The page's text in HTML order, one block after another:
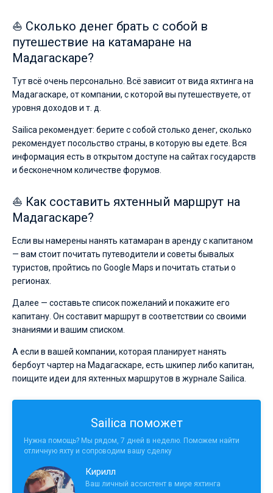
⛵ Сколько денег брать с собой в
путешествие на катамаране на
Мадагаскаре?
Тут всё очень персонально. Всё зависит от вида яхтинга на
Мадагаскаре, от компании, с которой вы путешествуете, от
уровня доходов и т. д.
Sailica рекомендует: берите с собой столько денег, сколько
рекомендует посольство страны, в которую вы едете. Вся
информация есть в открытом доступе на сайтах государств
и бесконечном количестве форумов.
⛵ Как составить яхтенный маршрут на
Мадагаскаре?
Если вы намерены нанять катамаран в аренду с капитаном
— вам стоит почитать путеводители и советы бывалых
туристов, пройтись по Google Maps и почитать статьи о
регионах.
Далее — составьте список пожеланий и покажите его
капитану. Он составит маршрут в соответствии со своими
знаниями и вашим списком.
А если в вашей компании, которая планирует нанять
бербоут чартер на Мадагаскаре, есть шкипер либо капитан,
поищите идеи для яхтенных маршрутов в журнале Sailica.
Sailica поможет
Нужна помощь? Мы рядом, 7 дней в неделю. Поможем найти
отличную яхту и сопроводим вашу сделку
Кирилл
Ваш личный ассистент в мире яхтинга